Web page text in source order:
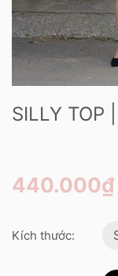
SILLY TOP
440.000₫
Kích thước: